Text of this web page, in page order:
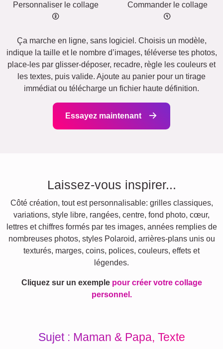
Personnaliser le collage Commander le collage
Ça marche en ligne, sans logiciel. Choisis un modèle,
indique la taille et le nombre d’images, téléverse tes photos,
place-les par glisser-déposer, recadre, règle les couleurs et
les textes, puis valide. Ajoute au panier pour un tirage
immédiat ou télécharge un fichier haute définition.
Essayez maintenant
Laissez-vous inspirer...
Côté création, tout est personnalisable: grilles classiques,
variations, style libre, rangées, centre, fond photo, cœur,
lettres et chiffres formés par tes images, années remplies de
nombreuses photos, styles Polaroid, arrières-plans unis ou
texturés, marges, coins, polices, couleurs, effets et
légendes.
Cliquez sur un exemple pour créer votre collage
personnel.
Sujet : Maman & Papa, Texte